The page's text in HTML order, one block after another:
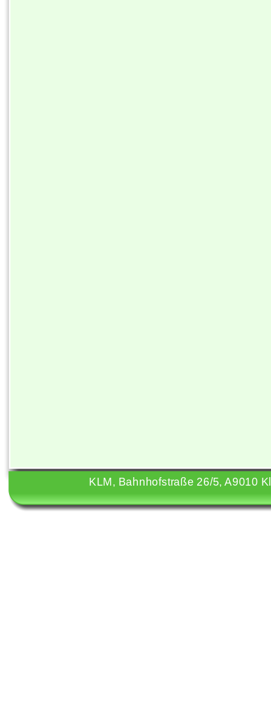
KLM, Bahnhofstraße 26/5, A9010